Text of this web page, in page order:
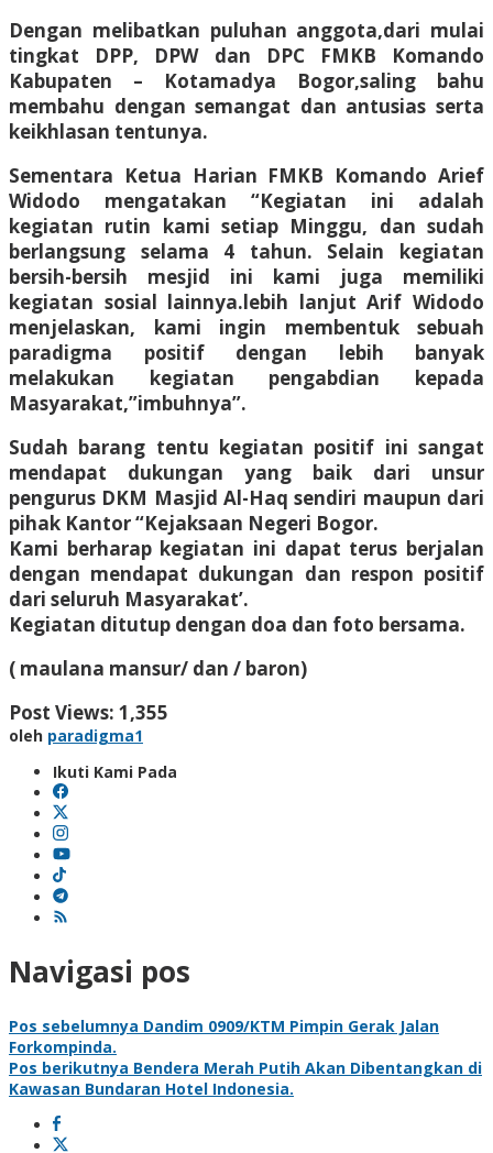
Dengan melibatkan puluhan anggota,dari mulai
tingkat DPP, DPW dan DPC FMKB Komando
Kabupaten – Kotamadya Bogor,saling bahu
membahu dengan semangat dan antusias serta
keikhlasan tentunya.
Sementara Ketua Harian FMKB Komando Arief
Widodo mengatakan “Kegiatan ini adalah
kegiatan rutin kami setiap Minggu, dan sudah
berlangsung selama 4 tahun. Selain kegiatan
bersih-bersih mesjid ini kami juga memiliki
kegiatan sosial lainnya.lebih lanjut Arif Widodo
menjelaskan, kami ingin membentuk sebuah
paradigma positif dengan lebih banyak
melakukan kegiatan pengabdian kepada
Masyarakat,”imbuhnya”.
Sudah barang tentu kegiatan positif ini sangat
mendapat dukungan yang baik dari unsur
pengurus DKM Masjid Al-Haq sendiri maupun dari
pihak Kantor “Kejaksaan Negeri Bogor.
Kami berharap kegiatan ini dapat terus berjalan
dengan mendapat dukungan dan respon positif
dari seluruh Masyarakat’.
Kegiatan ditutup dengan doa dan foto bersama.
( maulana mansur/ dan / baron)
Post Views: 1,355
oleh paradigma1
Ikuti Kami Pada
Navigasi pos
Pos sebelumnya Dandim 0909/KTM Pimpin Gerak Jalan
Forkompinda.
Pos berikutnya Bendera Merah Putih Akan Dibentangkan di
Kawasan Bundaran Hotel Indonesia.